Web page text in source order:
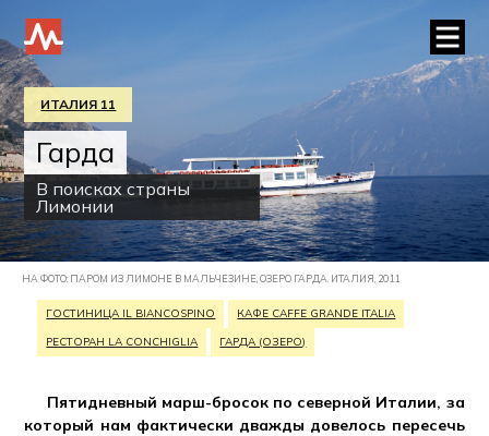
ИТАЛИЯ 11
Гарда
В поисках страны
Лимонии
НА ФОТО: ПАРОМ ИЗ ЛИМОНЕ В МАЛЬЧЕЗИНЕ, ОЗЕРО ГАРДА. ИТАЛИЯ, 2011
ГОСТИНИЦА IL BIANCOSPINO
КАФЕ CAFFE GRANDE ITALIA
РЕСТОРАН LA CONCHIGLIA
ГАРДА (ОЗЕРО)
Пятидневный марш-бросок по северной Италии, за
который нам фактически дважды довелось пересечь